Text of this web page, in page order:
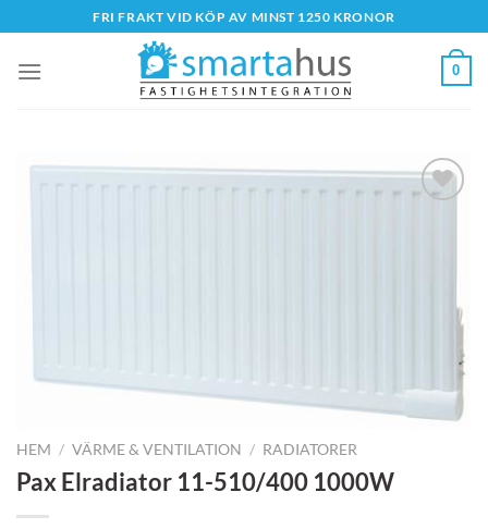
to
content
FRI FRAKT VID KÖP AV MINST 1250 KRONOR
0
HEM / VÄRME & VENTILATION / RADIATORER
Pax Elradiator 11-510/400 1000W